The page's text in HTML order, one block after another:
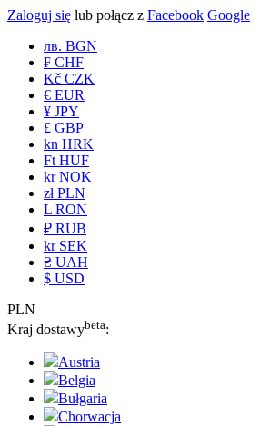
Zaloguj się lub połącz z Facebook Google
лв. BGN
₣ CHF
Kč CZK
€ EUR
¥ JPY
£ GBP
kn HRK
Ft HUF
kr NOK
zł PLN
L RON
₽ RUB
kr SEK
₴ UAH
$ USD
PLN
Kraj dostawybeta:
Austria
Belgia
Bułgaria
Chorwacja